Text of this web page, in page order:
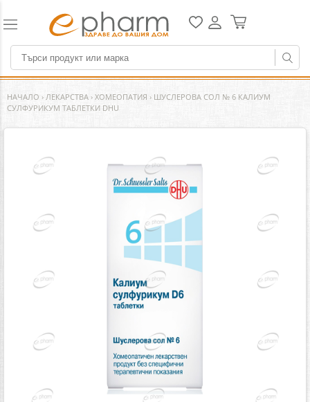
НАЧАЛО › ЛЕКАРСТВА › ХОМЕОПАТИЯ › ШУСЛЕРОВА СОЛ № 6 КАЛИУМ
СУЛФУРИКУМ ТАБЛЕТКИ DHU